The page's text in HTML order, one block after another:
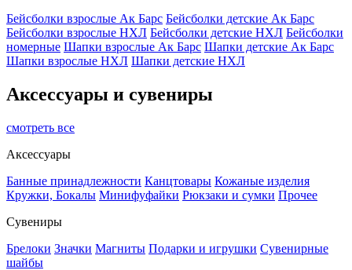
Бейсболки взрослые Ак Барс Бейсболки детские Ак Барс
Бейсболки взрослые НХЛ Бейсболки детские НХЛ Бейсболки
номерные Шапки взрослые Ак Барс Шапки детские Ак Барс
Шапки взрослые НХЛ Шапки детские НХЛ
Аксессуары и сувениры
смотреть все
Аксессуары
Банные принадлежности Канцтовары Кожаные изделия
Кружки, Бокалы Минифуфайки Рюкзаки и сумки Прочее
Сувениры
Брелоки Значки Магниты Подарки и игрушки Сувенирные
шайбы